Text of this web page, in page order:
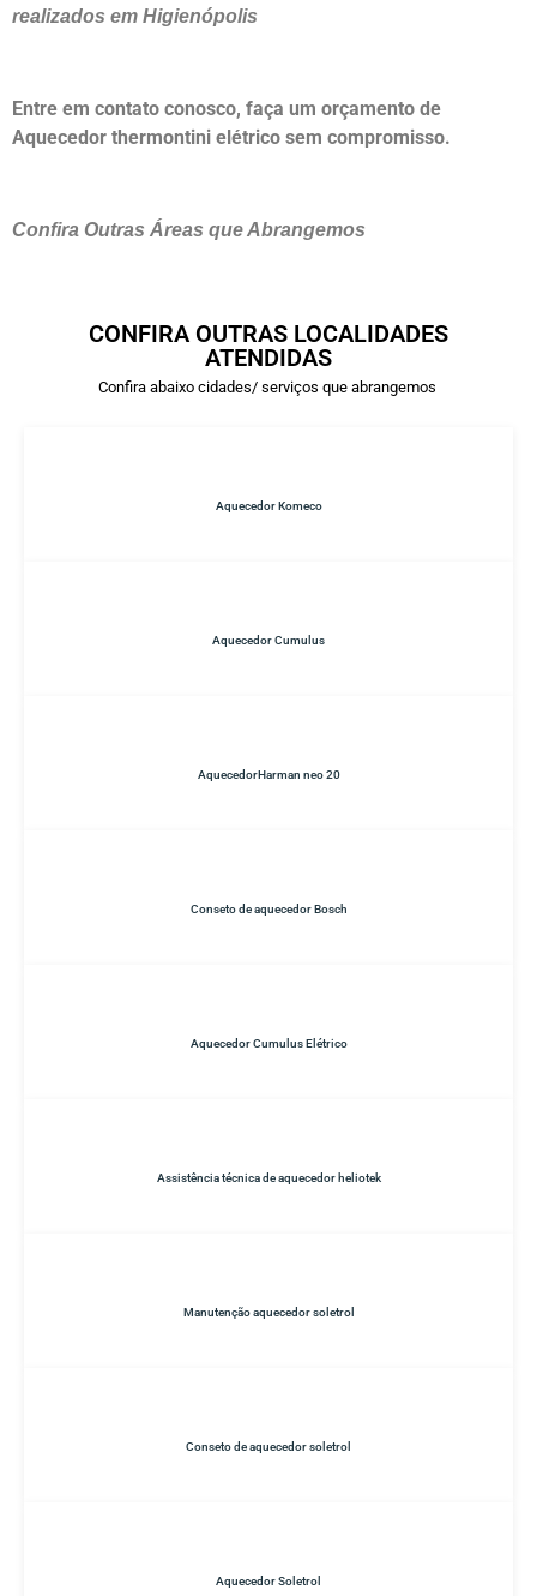
realizados em Higienópolis
Entre em contato conosco, faça um orçamento de
Aquecedor thermontini elétrico sem compromisso.
Confira Outras Áreas que Abrangemos
CONFIRA OUTRAS LOCALIDADES
ATENDIDAS
Confira abaixo cidades/ serviços que abrangemos
Aquecedor Komeco
Aquecedor Cumulus
AquecedorHarman neo 20
Conseto de aquecedor Bosch
Aquecedor Cumulus Elétrico
Assistência técnica de aquecedor heliotek
Manutenção aquecedor soletrol
Conseto de aquecedor soletrol
Aquecedor Soletrol